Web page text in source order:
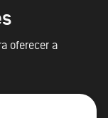
oferecer a